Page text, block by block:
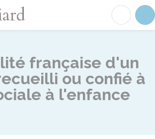
française d'un
ou confié à
à l'enfance